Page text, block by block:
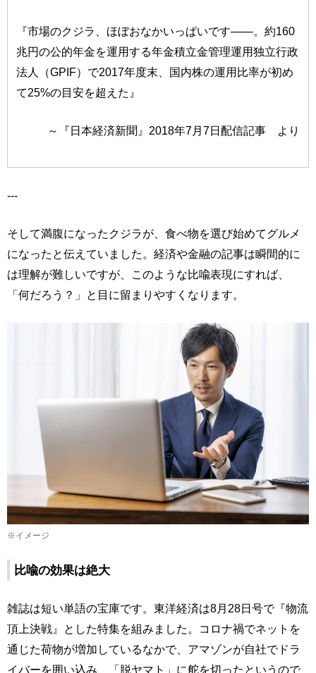
『市場のクジラ、ほぼおなかいっぱいです――。約160
兆円の公的年金を運用する年金積立金管理運用独立行政
法人（GPIF）で2017年度末、国内株の運用比率が初め
て25%の目安を超えた』
～『日本経済新聞』2018年7月7日配信記事 より
---
そして満腹になったクジラが、食べ物を選び始めてグルメ
になったと伝えていました。経済や金融の記事は瞬間的に
は理解が難しいですが、このような比喩表現にすれば、
「何だろう？」と目に留まりやすくなります。
※イメージ
比喩の効果は絶大
雑誌は短い単語の宝庫です。東洋経済は8月28日号で『物流
頂上決戦』とした特集を組みました。コロナ禍でネットを
通じた荷物が増加しているなかで、アマゾンが自社でドラ
イバーを囲い込み、「脱ヤマト」に舵を切ったというので